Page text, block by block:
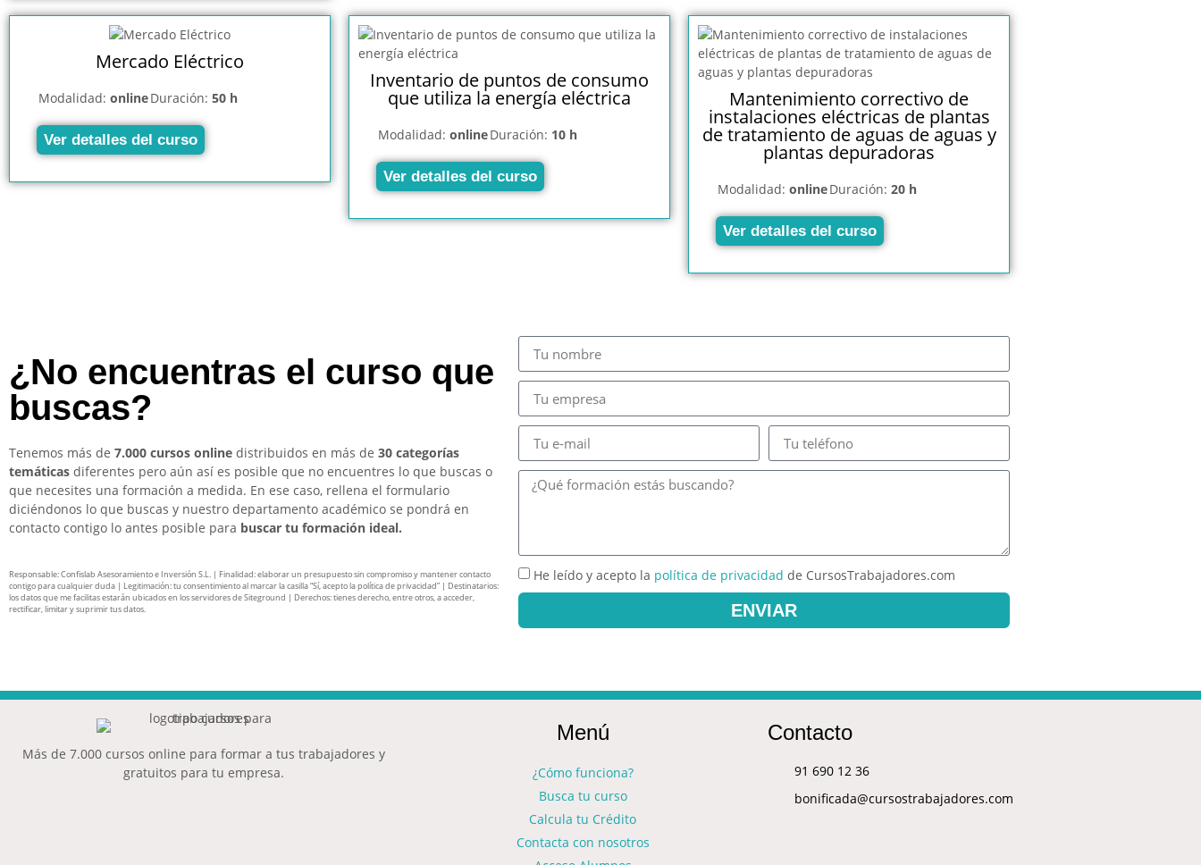
Mercado Eléctrico
Modalidad: onlineDuración: 50 h
Ver detalles del curso
Inventario de puntos de consumo
que utiliza la energía eléctrica
Modalidad: onlineDuración: 10 h
Ver detalles del curso
Mantenimiento correctivo de
instalaciones eléctricas de plantas
de tratamiento de aguas de aguas y
plantas depuradoras
Modalidad: onlineDuración: 20 h
Ver detalles del curso
¿No encuentras el curso que
buscas?
Tenemos más de 7.000 cursos online distribuidos en más de 30 categorías
temáticas diferentes pero aún así es posible que no encuentres lo que buscas o
que necesites una formación a medida. En ese caso, rellena el formulario
diciéndonos lo que buscas y nuestro departamento académico se pondrá en
contacto contigo lo antes posible para buscar tu formación ideal.
Responsable: Confislab Asesoramiento e Inversión S.L. | Finalidad: elaborar un presupuesto sin compromiso y mantener contacto
contigo para cualquier duda | Legitimación: tu consentimiento al marcar la casilla “Sí, acepto la política de privacidad” | Destinatarios:
los datos que me facilitas estarán ubicados en los servidores de Siteground | Derechos: tienes derecho, entre otros, a acceder,
rectificar, limitar y suprimir tus datos.
He leído y acepto la política de privacidad de CursosTrabajadores.com
ENVIAR
Más de 7.000 cursos online para formar a tus trabajadores y
gratuitos para tu empresa.
Menú
¿Cómo funciona?
Busca tu curso
Calcula tu Crédito
Contacta con nosotros
Contacto
91 690 12 36
bonificada@cursostrabajadores.com